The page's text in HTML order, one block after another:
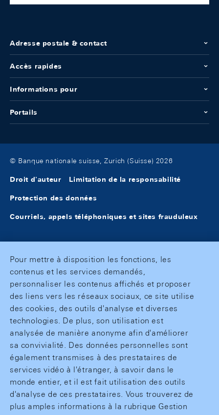
Adresse postale & contact
Accès rapides
Informations pour
Portails
© Banque nationale suisse, Zurich (Suisse) 2026
Droit d'auteur Limitation de la responsabilité
Protection des données
Courriels, appels téléphoniques et sites frauduleux
Pour mettre à disposition les fonctions, les
contenus et les services demandés,
personnaliser les contenus affichés et proposer
des liens vers les réseaux sociaux, ce site utilise
des cookies, des outils d'analyse et diverses
technologies. De plus, son utilisation est
analysée de manière anonyme afin d'améliorer
sa convivialité. Des données personnelles sont
également transmises à des prestataires de
services vidéo à l'étranger, à savoir dans le
monde entier, et il est fait utilisation des outils
d'analyse de ces prestataires. Vous trouverez de
plus amples informations à la rubrique Gestion